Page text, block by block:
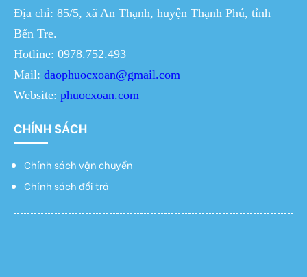
Địa chỉ: 85/5, xã An Thạnh, huyện Thạnh Phú, tỉnh
Bến Tre.
Hotline: 0978.752.493
Mail: daophuocxoan@gmail.com
Website: phuocxoan.com
CHÍNH SÁCH
Chính sách vận chuyển
Chính sách đổi trả